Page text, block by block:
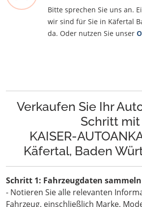
Bitte sprechen Sie uns an.
wir sind für Sie in Käfertal
da. Oder nutzen Sie unser
Verkaufen Sie Ihr
Schritt mit
KAISER-
Käfertal, Baden
Schritt 1: Fahrzeugdaten sammeln
- Notieren Sie alle relevanten
Fahrzeug, einschließlich Marke,